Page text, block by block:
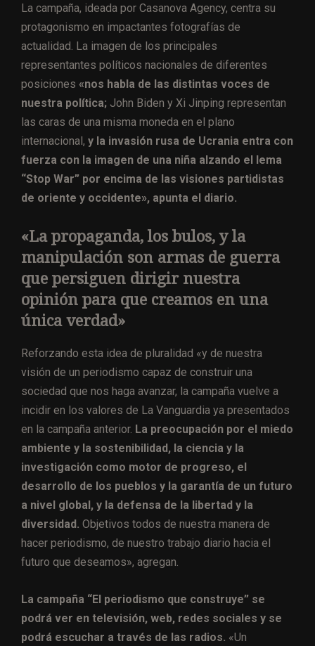
La campaña, ideada por Casanova Agency, centra su
protagonismo en impactantes fotografías de
actualidad. La imagen de los principales
representantes políticos nacionales de diferentes
posiciones «nos habla de las distintas voces de
nuestra política; John Biden y Xi Jinping representan
las caras de una misma moneda en el plano
internacional, y la invasión rusa de Ucrania entra con
fuerza con la imagen de una niña alzando el lema
“Stop War” por encima de las visiones partidistas
de oriente y occidente», apunta el diario.
«La propaganda, los bulos, y la
manipulación son armas de guerra
que persiguen dirigir nuestra
opinión para que creamos en una
única verdad»
Reforzando esta idea de pluralidad «y de nuestra
visión de un periodismo capaz de construir una
sociedad que nos haga avanzar, la campaña vuelve a
incidir en los valores de La Vanguardia ya presentados
en la campaña anterior. La preocupación por el miedo
ambiente y la sostenibilidad, la ciencia y la
investigación como motor de progreso, el
desarrollo de los pueblos y la garantía de un futuro
a nivel global, y la defensa de la libertad y la
diversidad. Objetivos todos de nuestra manera de
hacer periodismo, de nuestro trabajo diario hacia el
futuro que deseamos», agregan.
La campaña “El periodismo que construye” se
podrá ver en televisión, web, redes sociales y se
podrá escuchar a través de las radios. «Un